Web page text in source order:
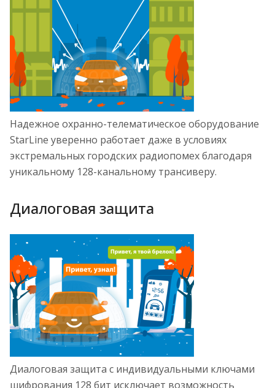
Надежное охранно-телематическое оборудование
StarLine уверенно работает даже в условиях
экстремальных городских радиопомех благодаря
уникальному 128-канальному трансиверу.
Диалоговая защита
Диалоговая защита с индивидуальными ключами
шифрования 128 бит исключает возможность